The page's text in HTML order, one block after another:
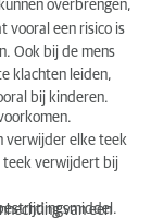
overbrengen,
vooral een risico is
Ook bij de mens
klachten leiden,
bij kinderen.
verwijder elke teek
teek verwijdert bij
van een